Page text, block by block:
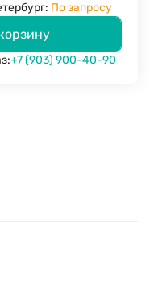
По запросу
+7 (903) 900-40-90